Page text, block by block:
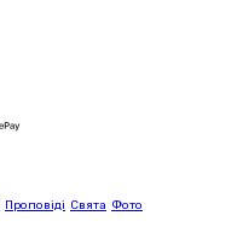
Проповіді Свята Фото